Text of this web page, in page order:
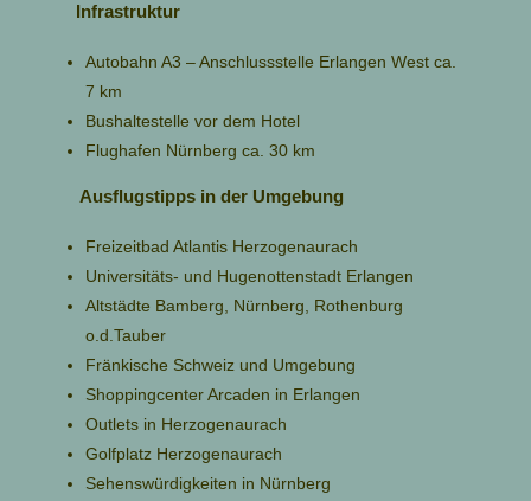
Infrastruktur
Autobahn A3 – Anschlussstelle Erlangen West ca.
7 km
Bushaltestelle vor dem Hotel
Flughafen Nürnberg ca. 30 km
​ Ausflugstipps in der Umgebung
Freizeitbad Atlantis Herzogenaurach
Universitäts- und Hugenottenstadt Erlangen
Altstädte Bamberg, Nürnberg, Rothenburg
o.d.Tauber
Fränkische Schweiz und Umgebung
Shoppingcenter Arcaden in Erlangen
Outlets in Herzogenaurach
Golfplatz Herzogenaurach
Sehenswürdigkeiten in Nürnberg